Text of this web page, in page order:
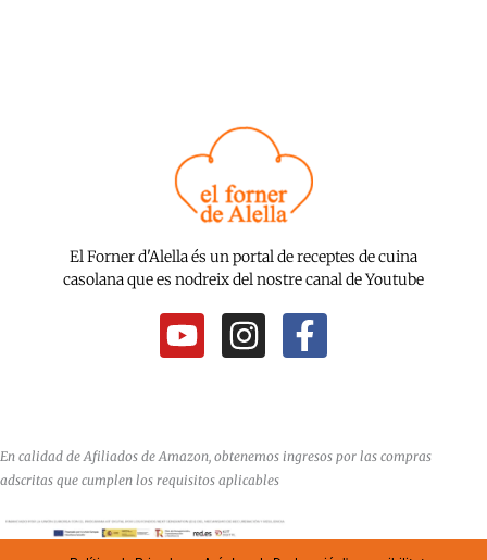
El Forner d'Alella és un portal de receptes de cuina
casolana que es nodreix del nostre canal de Youtube
Y
o
u
b
e
I
n
a
g
r
a
F
a
b
k
En calidad de Afiliados de Amazon, obtenemos ingresos por las compras
adscritas que cumplen los requisitos aplicables